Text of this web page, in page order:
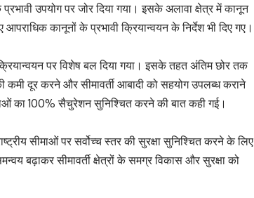
उपयोग पर जोर दिया गया। इसके अलावा क्षेत्र में कानून
कानूनों के प्रभावी क्रियान्वयन के निर्देश भी दिए गए।
पर विशेष बल दिया गया। इसके तहत अंतिम छोर तक
कमी दूर करने और सीमावर्ती आबादी को सहयोग उपलब्ध कराने
का 100% सैचुरेशन सुनिश्चित करने की बात कही गई।
सीमाओं पर सर्वोच्च स्तर की सुरक्षा सुनिश्चित करने के लिए
बढ़ाकर सीमावर्ती क्षेत्रों के समग्र विकास और सुरक्षा को